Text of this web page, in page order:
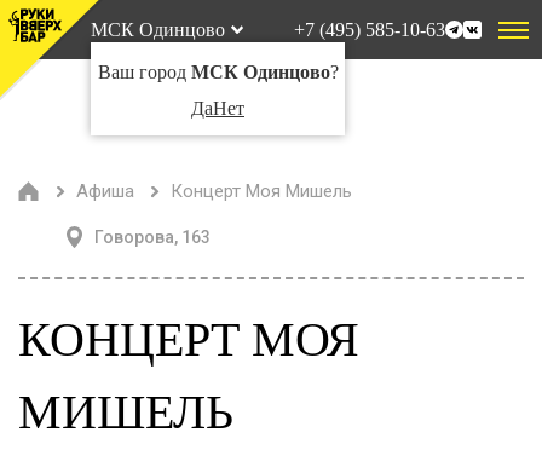
МСК Одинцово
Ваш город МСК Одинцово?
ДаНет
+7 (495) 585-10-63
Афиша Концерт Моя Мишель
Говорова, 163
КОНЦЕРТ МОЯ
МИШЕЛЬ